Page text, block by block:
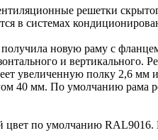
решетки
в системах
новую раму с
и вертикального.
увеличенную полку 2,6
40 мм. По умолчанию рама
цвет по умолчанию